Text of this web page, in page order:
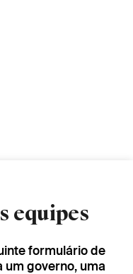
equipes
formulário de
governo, uma